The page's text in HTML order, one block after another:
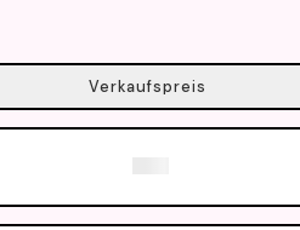
Verkaufspreis